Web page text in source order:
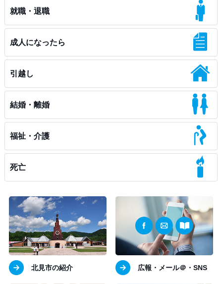
就職・退職
成人になったら
引越し
結婚・離婚
福祉・介護
死亡
北見市の紹介 広報・メール＠・SNS